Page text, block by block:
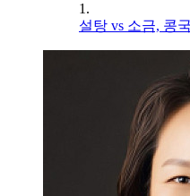
1.
설탕 vs 소금, 콩